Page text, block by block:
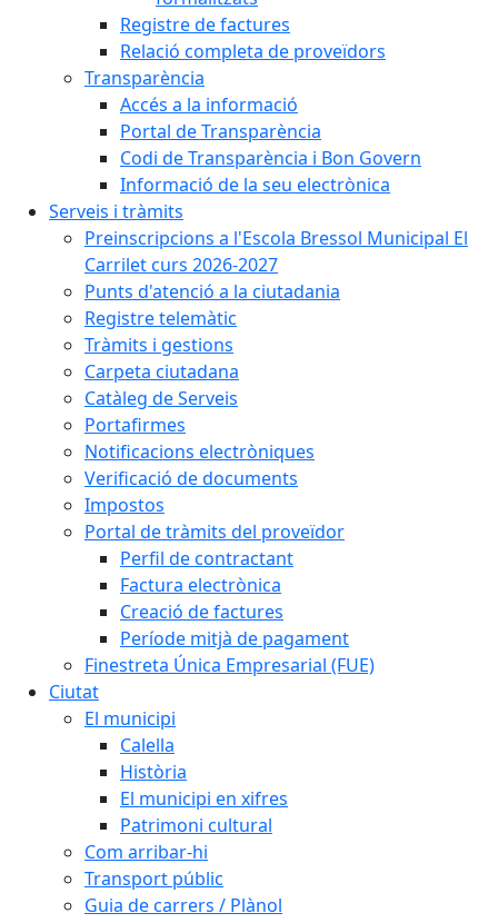
Registre de factures
Relació completa de proveïdors
Transparència
Accés a la informació
Portal de Transparència
Codi de Transparència i Bon Govern
Informació de la seu electrònica
Serveis i tràmits
Preinscripcions a l'Escola Bressol Municipal El
Carrilet curs 2026-2027
Punts d'atenció a la ciutadania
Registre telemàtic
Tràmits i gestions
Carpeta ciutadana
Catàleg de Serveis
Portafirmes
Notificacions electròniques
Verificació de documents
Impostos
Portal de tràmits del proveïdor
Perfil de contractant
Factura electrònica
Creació de factures
Període mitjà de pagament
Finestreta Única Empresarial (FUE)
Ciutat
El municipi
Calella
Història
El municipi en xifres
Patrimoni cultural
Com arribar-hi
Transport públic
Guia de carrers / Plànol